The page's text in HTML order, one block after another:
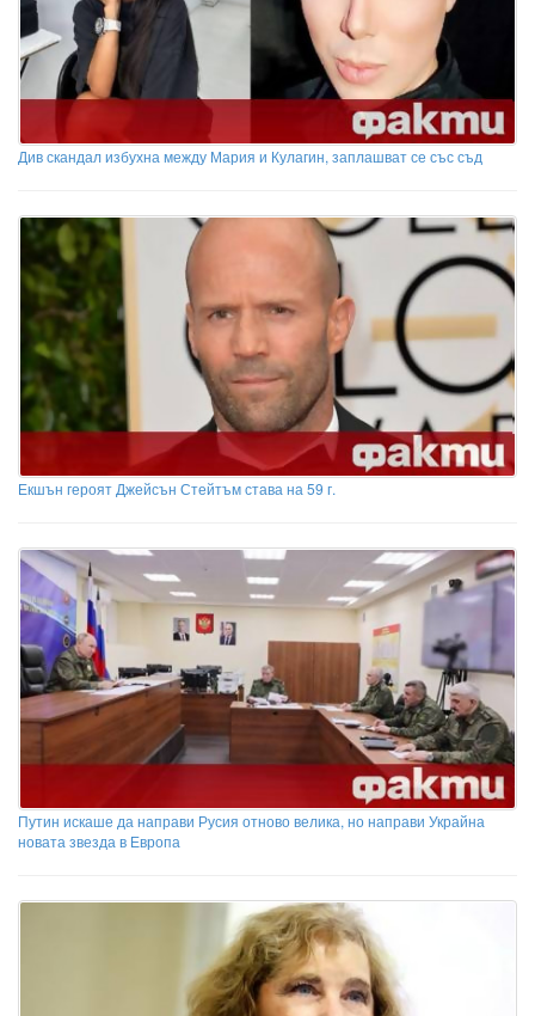
Див скандал избухна между Мария и Кулагин, заплашват се със съд
Екшън героят Джейсън Стейтъм става на 59 г.
Путин искаше да направи Русия отново велика, но направи Украйна
новата звезда в Европа